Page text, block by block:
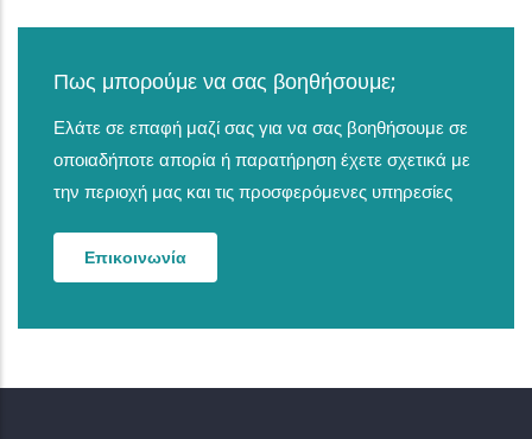
Πως μπορούμε να σας βοηθήσουμε;
Ελάτε σε επαφή μαζί σας για να σας βοηθήσουμε σε
οποιαδήποτε απορία ή παρατήρηση έχετε σχετικά με
την περιοχή μας και τις προσφερόμενες υπηρεσίες
Επικοινωνία